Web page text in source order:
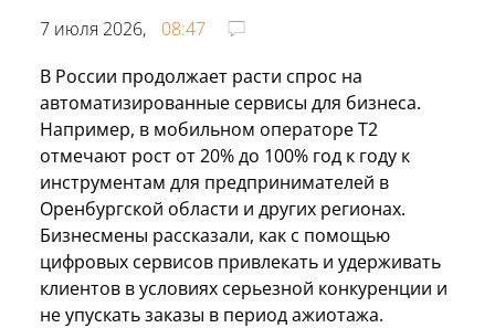
7 июля 2026,
08:47
В России продолжает расти спрос на
автоматизированные сервисы для бизнеса.
Например, в мобильном операторе Т2
отмечают рост от 20% до 100% год к году к
инструментам для предпринимателей в
Оренбургской области и других регионах.
Бизнесмены рассказали, как с помощью
цифровых сервисов привлекать и удерживать
клиентов в условиях серьезной конкуренции и
не упускать заказы в период ажиотажа.